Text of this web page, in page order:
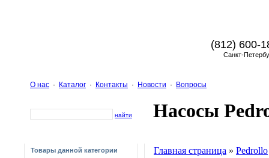
(812) 600-
Санкт-
О нас · Каталог · Контакты · Новости · Вопросы
найти Насосы
Товары данной категории Главная страница » Pedrollo